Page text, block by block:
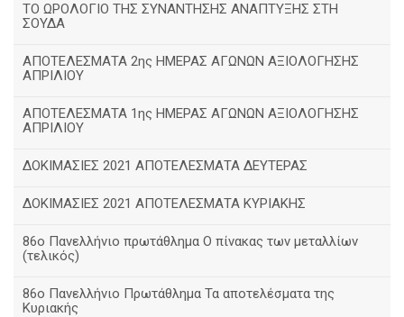
ΤΟ ΩΡΟΛΟΓΙΟ ΤΗΣ ΣΥΝΑΝΤΗΣΗΣ ΑΝΑΠΤΥΞΗΣ ΣΤΗ
ΣΟΥΔΑ
ΑΠΟΤΕΛΕΣΜΑΤΑ 2ης ΗΜΕΡΑΣ ΑΓΩΝΩΝ ΑΞΙΟΛΟΓΗΣΗΣ
ΑΠΡΙΛΙΟΥ
ΑΠΟΤΕΛΕΣΜΑΤΑ 1ης ΗΜΕΡΑΣ ΑΓΩΝΩΝ ΑΞΙΟΛΟΓΗΣΗΣ
ΑΠΡΙΛΙΟΥ
ΔΟΚΙΜΑΣΙΕΣ 2021 ΑΠΟΤΕΛΕΣΜΑΤΑ ΔΕΥΤΕΡΑΣ
ΔΟΚΙΜΑΣΙΕΣ 2021 ΑΠΟΤΕΛΕΣΜΑΤΑ ΚΥΡΙΑΚΗΣ
86ο Πανελλήνιο πρωτάθλημα Ο πίνακας των μεταλλίων
(τελικός)
86ο Πανελλήνιο Πρωτάθλημα Τα αποτελέσματα της
Κυριακής